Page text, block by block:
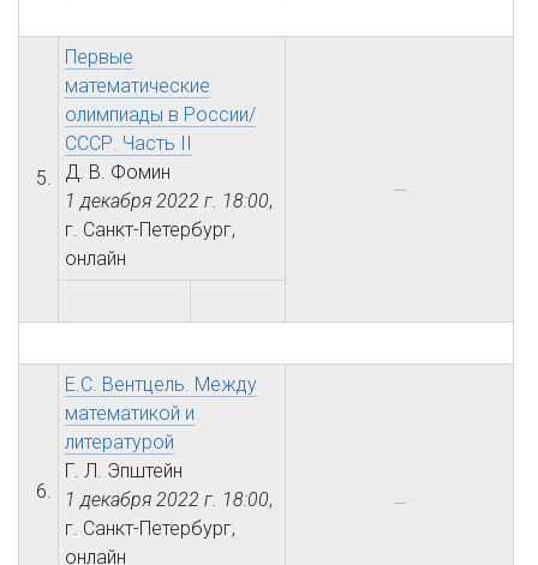
5.
Первые
математические
олимпиады в России/
СССР. Часть II
Д. В. Фомин
1 декабря 2022 г. 18:00,
г. Санкт-Петербург,
онлайн
6.
Е.С. Вентцель. Между
математикой и
литературой
Г. Л. Эпштейн
1 декабря 2022 г. 18:00,
г. Санкт-Петербург,
онлайн